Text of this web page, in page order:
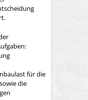
für die
die